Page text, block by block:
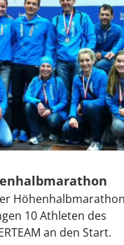
10 Athleten des
an den Start.